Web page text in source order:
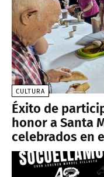
CULTURA
Éxito de
honor a Santa
celebrados en